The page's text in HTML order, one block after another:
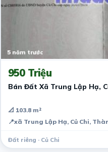
5 năm trước
950 Triệu
Bán Đất Xã Trung Lập Hạ,
📐 103.8 m²
📍xã Trung Lập Hạ, Củ Chi,
Đất riêng · Củ Chi